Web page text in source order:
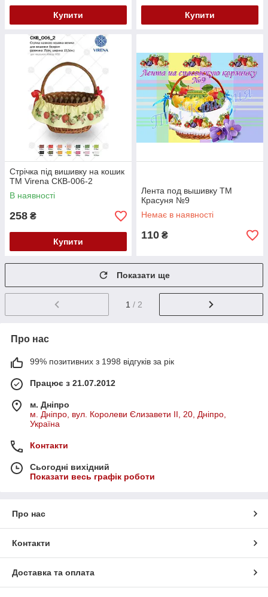
Купити Купити
Стрічка під вишивку на кошик
ТМ Virena СКВ-006-2
В наявності
258 ₴
Купити
Лента под вышивку ТМ
Красуня №9
Немає в наявності
110 ₴
Показати ще
1 / 2
Про нас
99% позитивних з 1998 відгуків за рік
Працює з 21.07.2012
м. Дніпро
м. Дніпро, вул. Королеви Єлизавети ІІ, 20, Дніпро,
Україна
Контакти
Сьогодні вихідний
Показати весь графік роботи
Про нас
Контакти
Доставка та оплата